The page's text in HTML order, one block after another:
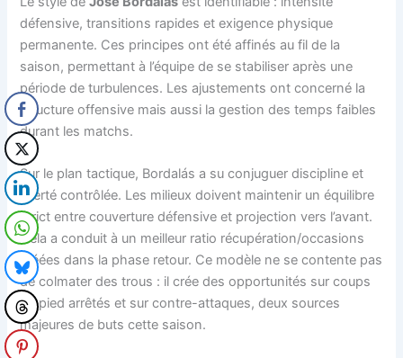
défensive, transitions rapides et exigence physique
permanente. Ces principes ont été affinés au fil de la
saison, permettant à l’équipe de se stabiliser après une
période de turbulences. Les ajustements ont concerné la
structure offensive mais aussi la gestion des temps faibles
durant les matchs.
Sur le plan tactique, Bordalás a su conjuguer discipline et
liberté contrôlée. Les milieux doivent maintenir un équilibre
strict entre couverture défensive et projection vers l’avant.
Cela a conduit à un meilleur ratio récupération/occasions
créées dans la phase retour. Ce modèle ne se contente pas
de colmater des trous : il crée des opportunités sur coups
de pied arrêtés et sur contre-attaques, deux sources
majeures de buts cette saison.